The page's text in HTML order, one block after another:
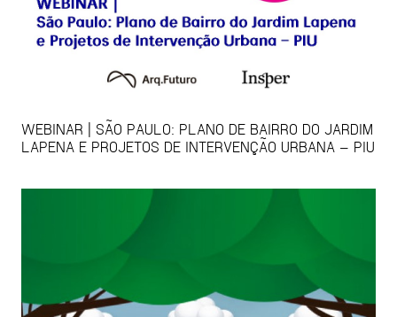
WEBINAR | SÃO PAULO: PLANO DE BAIRRO DO JARDIM
LAPENA E PROJETOS DE INTERVENÇÃO URBANA – PIU